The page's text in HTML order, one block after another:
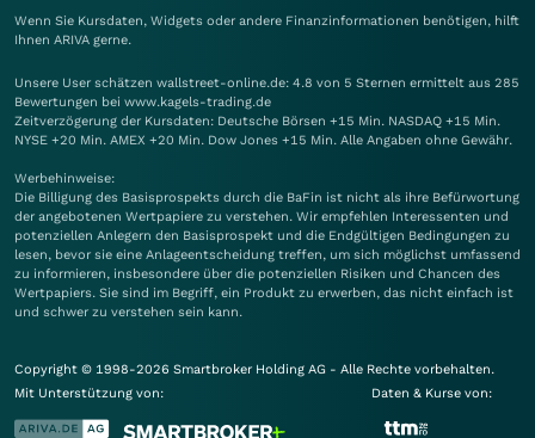
Wenn Sie Kursdaten, Widgets oder andere Finanzinformationen benötigen, hilft
Ihnen ARIVA gerne.
Unsere User schätzen wallstreet-online.de: 4.8 von 5 Sternen ermittelt aus 285
Bewertungen bei www.kagels-trading.de
Zeitverzögerung der Kursdaten: Deutsche Börsen +15 Min. NASDAQ +15 Min.
NYSE +20 Min. AMEX +20 Min. Dow Jones +15 Min. Alle Angaben ohne Gewähr.
Werbehinweise:
Die Billigung des Basisprospekts durch die BaFin ist nicht als ihre Befürwortung
der angebotenen Wertpapiere zu verstehen. Wir empfehlen Interessenten und
potenziellen Anlegern den Basisprospekt und die Endgültigen Bedingungen zu
lesen, bevor sie eine Anlageentscheidung treffen, um sich möglichst umfassend
zu informieren, insbesondere über die potenziellen Risiken und Chancen des
Wertpapiers. Sie sind im Begriff, ein Produkt zu erwerben, das nicht einfach ist
und schwer zu verstehen sein kann.
Copyright © 1998-2026 Smartbroker Holding AG - Alle Rechte vorbehalten.
Mit Unterstützung von:
Daten & Kurse von: